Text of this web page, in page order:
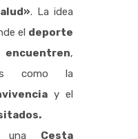
. La idea
el deporte
,
como la
y el
una Cesta